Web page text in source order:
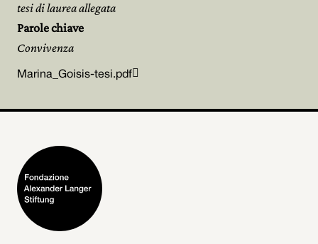
tesi di laurea allegata
Parole chiave
Convivenza
Marina_Goisis-tesi.pdf